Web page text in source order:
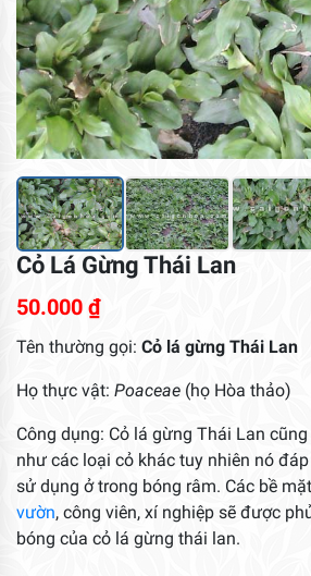
Cỏ Lá Gừng Thái Lan
50.000 ₫
Tên thường gọi: Cỏ lá gừng Thái Lan
Họ thực vật: Poaceae (họ Hòa thảo)
Công dụng: Cỏ lá gừng Thái Lan
như các loại cỏ khác tuy nhiên nó
sử dụng ở trong bóng râm. Các bề
vườn, công viên, xí nghiệp sẽ được
bóng của cỏ lá gừng thái lan.